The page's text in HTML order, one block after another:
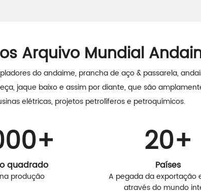
Arquivo Mundial
do andaime, prancha de aço & passarela,
jaque baixo e assim por diante, que são
elétricas, projetos petrolíferos e petroquímicos.
+
quadrado
produção
20+
Países
A pegada da exportação
através do mundo